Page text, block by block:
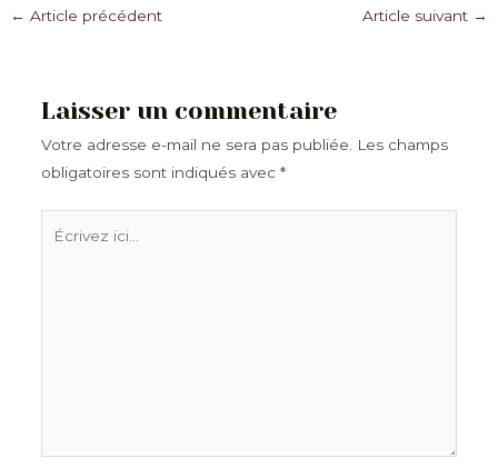
Navigation
← Article précédent Article suivant →
Laisser un commentaire
Votre adresse e-mail ne sera pas publiée. Les champs
obligatoires sont indiqués avec *